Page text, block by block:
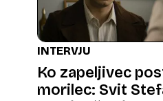
INTERVJU
Ko zapeljivec
morilec: Svit